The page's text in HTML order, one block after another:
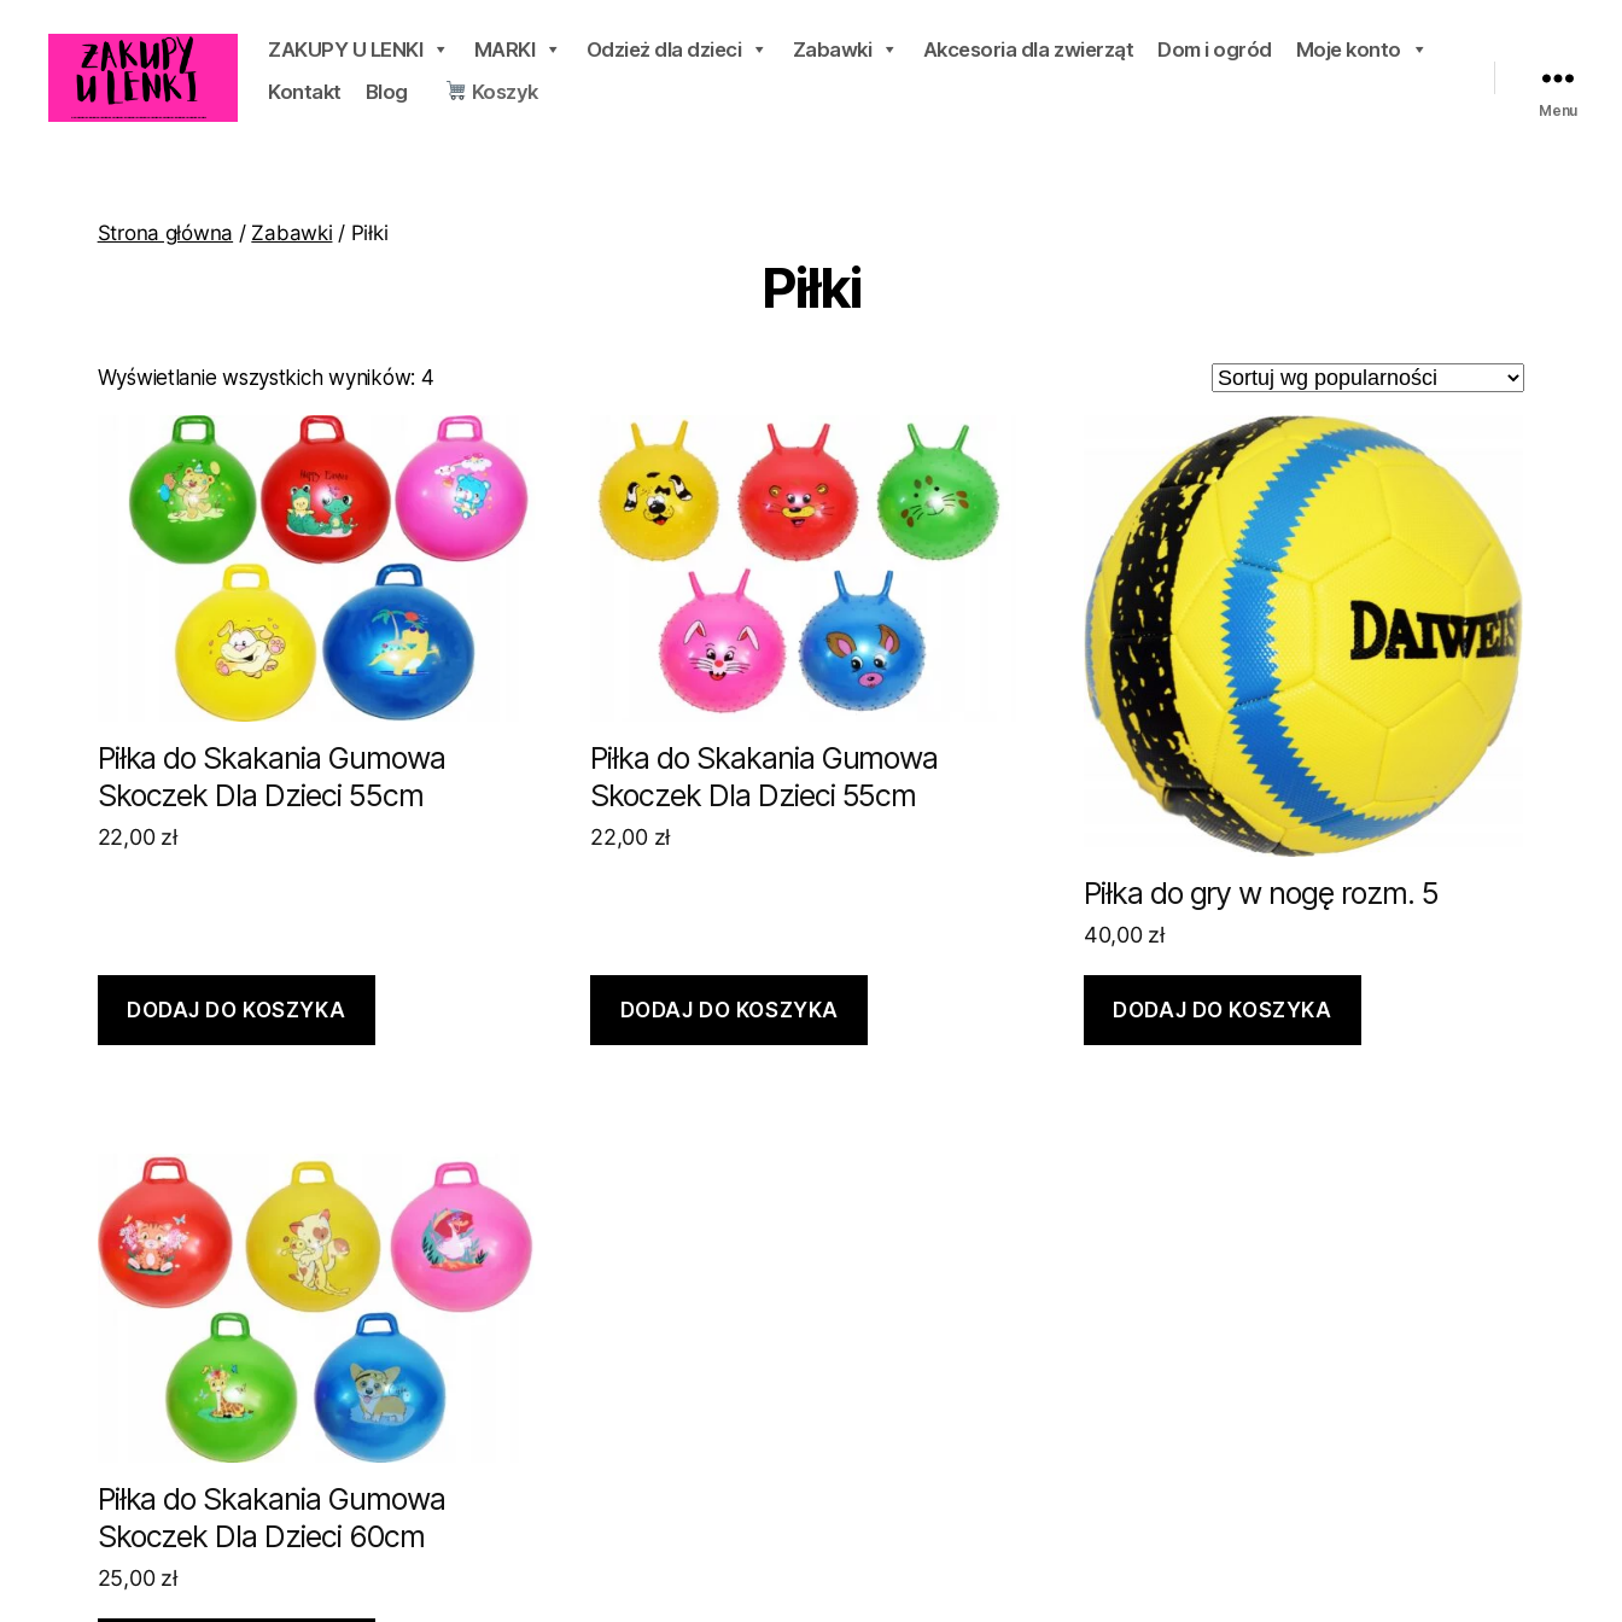
ZAKUPY U LENKI MARKI Odzież dla dzieci Zabawki Akcesoria dla zwierząt Dom i ogród
Moje konto
Kontakt
Blog Koszyk
Menu
Strona główna / Zabawki / Piłki
Piłki
Wyświetlanie wszystkich wyników: 4Posortowane
popularności
Piłka do Skakania Gumowa
Skoczek Dla Dzieci 55cm
22,00 zł
DODAJ DO KOSZYKA
Piłka do Skakania Gumowa
Skoczek Dla Dzieci 55cm
22,00 zł
DODAJ DO KOSZYKA
Piłka do gry w nogę rozm. 5
40,00 zł
DODAJ DO KOSZYKA
Piłka do Skakania Gumowa
Skoczek Dla Dzieci 60cm
25,00 zł